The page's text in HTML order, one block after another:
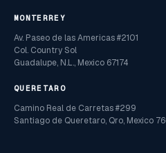
MONTERREY
Av. Paseo de las Americas #2101
Col. Country Sol
Guadalupe, N.L., Mexico 67174
QUERETARO
Camino Real de Carretas #299
Santiago de Queretaro, Qro, Mexico